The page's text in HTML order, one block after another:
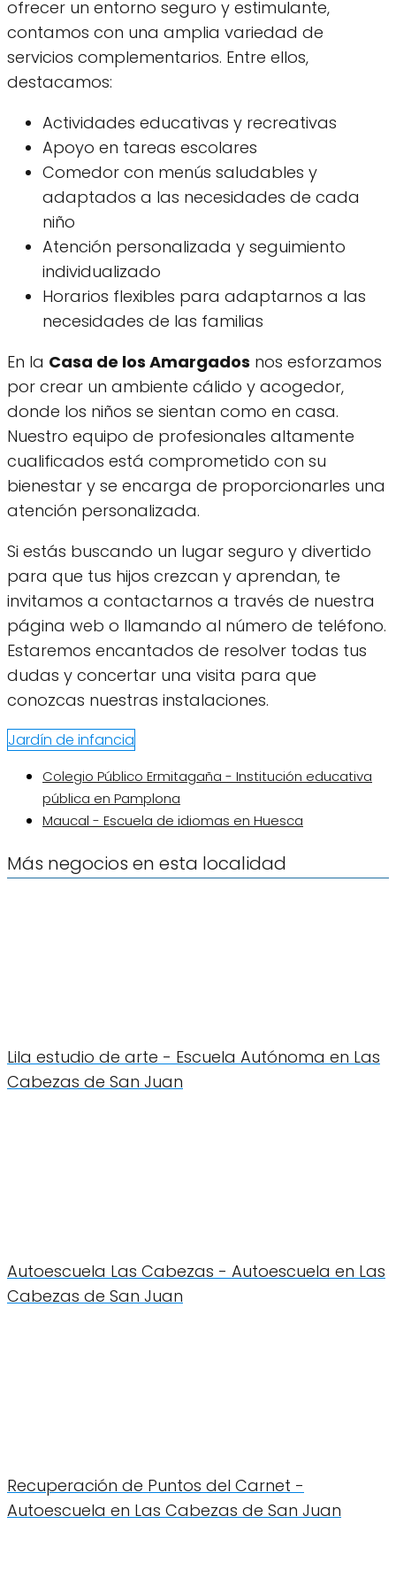
ofrecer un entorno seguro y estimulante,
contamos con una amplia variedad de
servicios complementarios. Entre ellos,
destacamos:
Actividades educativas y recreativas
Apoyo en tareas escolares
Comedor con menús saludables y
adaptados a las necesidades de cada
niño
Atención personalizada y seguimiento
individualizado
Horarios flexibles para adaptarnos a las
necesidades de las familias
En la Casa de los Amargados nos esforzamos
por crear un ambiente cálido y acogedor,
donde los niños se sientan como en casa.
Nuestro equipo de profesionales altamente
cualificados está comprometido con su
bienestar y se encarga de proporcionarles una
atención personalizada.
Si estás buscando un lugar seguro y divertido
para que tus hijos crezcan y aprendan, te
invitamos a contactarnos a través de nuestra
página web o llamando al número de teléfono.
Estaremos encantados de resolver todas tus
dudas y concertar una visita para que
conozcas nuestras instalaciones.
Jardín de infancia
Colegio Público Ermitagaña - Institución educativa
pública en Pamplona
Maucal - Escuela de idiomas en Huesca
Más negocios en esta localidad
Lila estudio de arte - Escuela Autónoma en Las
Cabezas de San Juan
Autoescuela Las Cabezas - Autoescuela en Las
Cabezas de San Juan
Recuperación de Puntos del Carnet -
Autoescuela en Las Cabezas de San Juan